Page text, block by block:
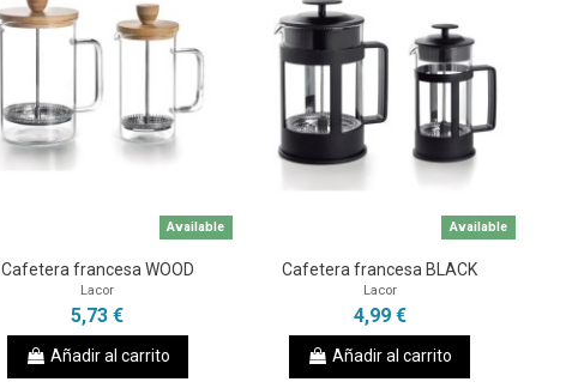
Available
Cafetera francesa WOOD
Lacor
5,73 €
Añadir al carrito
Available
Cafetera francesa BLACK
Lacor
4,99 €
Añadir al carrito